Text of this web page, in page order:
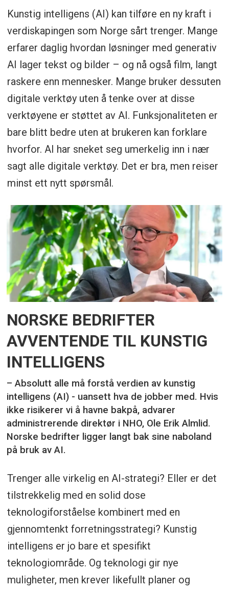
Kunstig intelligens (AI) kan tilføre en ny kraft i
verdiskapingen som Norge sårt trenger. Mange
erfarer daglig hvordan løsninger med generativ
AI lager tekst og bilder – og nå også film, langt
raskere enn mennesker. Mange bruker dessuten
digitale verktøy uten å tenke over at disse
verktøyene er støttet av AI. Funksjonaliteten er
bare blitt bedre uten at brukeren kan forklare
hvorfor. AI har sneket seg umerkelig inn i nær
sagt alle digitale verktøy. Det er bra, men reiser
minst ett nytt spørsmål.
NORSKE BEDRIFTER
AVVENTENDE TIL KUNSTIG
INTELLIGENS
– Absolutt alle må forstå verdien av kunstig
intelligens (AI) - uansett hva de jobber med. Hvis
ikke risikerer vi å havne bakpå, advarer
administrerende direktør i NHO, Ole Erik Almlid.
Norske bedrifter ligger langt bak sine naboland
på bruk av AI.
Trenger alle virkelig en AI-strategi? Eller er det
tilstrekkelig med en solid dose
teknologiforståelse kombinert med en
gjennomtenkt forretningsstrategi? Kunstig
intelligens er jo bare et spesifikt
teknologiområde. Og teknologi gir nye
muligheter, men krever likefullt planer og